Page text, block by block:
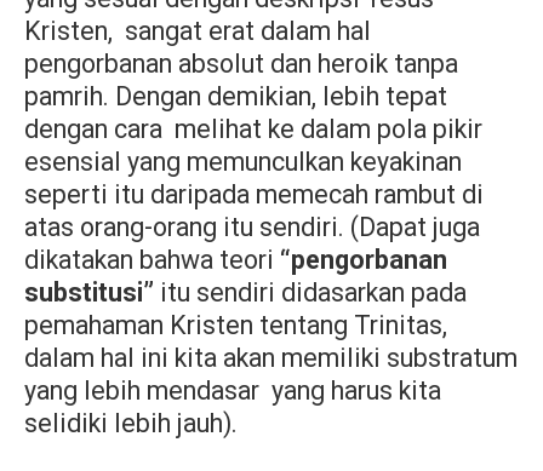
Kristen, sangat erat dalam hal
pengorbanan absolut dan heroik tanpa
pamrih. Dengan demikian, lebih tepat
dengan cara melihat ke dalam pola pikir
esensial yang memunculkan keyakinan
seperti itu daripada memecah rambut di
atas orang-orang itu sendiri. (Dapat juga
dikatakan bahwa teori “pengorbanan
substitusi” itu sendiri didasarkan pada
pemahaman Kristen tentang Trinitas,
dalam hal ini kita akan memiliki substratum
yang lebih mendasar yang harus kita
selidiki lebih jauh).